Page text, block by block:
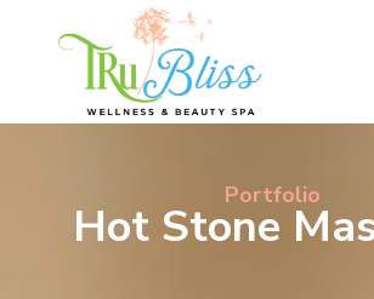
Portfolio
Hot Stone